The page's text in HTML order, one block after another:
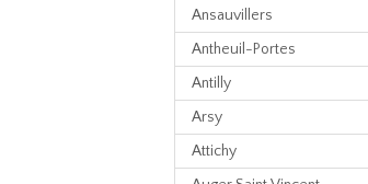
Ansauvillers
Antheuil-Portes
Antilly
Arsy
Attichy